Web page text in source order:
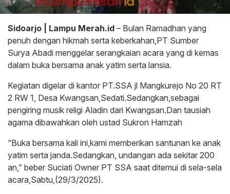
Sidoarjo | Lampu Merah.id – Bulan Ramadhan yang
penuh dengan hikmah serta keberkahan,PT Sumber
Surya Abadi menggelar serangkaian acara yang di kemas
dalam buka bersama anak yatim serta lansia.
Kegiatan digelar di kantor PT.SSA jl Mangkurejo No 20 RT
2 RW 1, Desa Kwangsan,Sedati.Sedangkan,sebagai
pengiring musik religi Aladin dari Kwangsan.Dan tausiah
agama dibawahkan oleh ustad Sukron Hamzah
“Buka bersama kali ini,kami memberikan santunan ke anak
yatim serta janda.Sedangkan, undangan ada sekitar 200
an,” beber Suciati Owner PT SSA saat ditemui di sela-sela
acara,Sabtu,(29/3/2025).